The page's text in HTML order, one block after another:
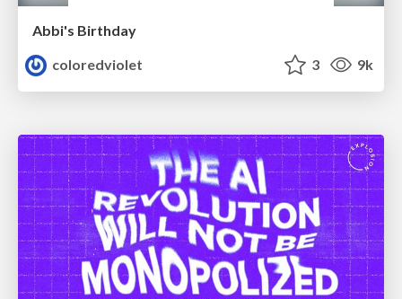
Abbi's Birthday
coloredviolet
3 9k